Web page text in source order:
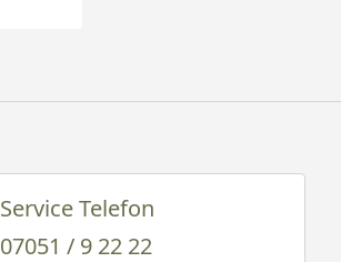
Service Telefon
07051 / 9 22 22